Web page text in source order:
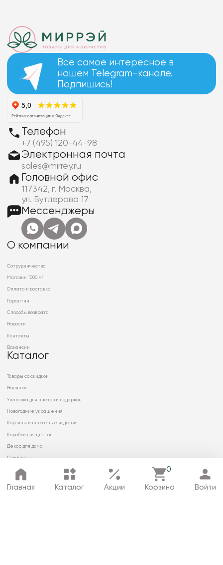
Главная Каталог Акции
0
Корзина Войти
Все самое интересное в
нашем Telegram-канале.
Подпишись!
Телефон
+7 (495) 120-44-98
Электронная почта
sales@mirrey.ru
Головной офис
117342, г. Москва,
ул. Бутлерова 17
Мессенджеры
О компании
Сотрудничество
Магазин 1000 м²
Оплата и доставка
Гарантии
Способы возврата
Новости
Контакты
Вакансии
Каталог
Товары со скидкой
Новинки
Упаковка для цветов и подарков
Новогодние украшения
Корзины и плетеные изделия
Коробки для цветов
Декор для дома
Сухоцветы
© 2026 ООО «МИРРЭЙ»